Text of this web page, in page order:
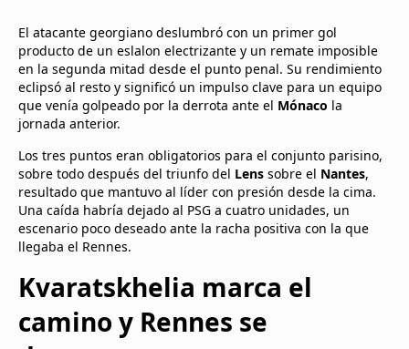
El atacante georgiano deslumbró con un primer gol
producto de un eslalon electrizante y un remate imposible
en la segunda mitad desde el punto penal. Su rendimiento
eclipsó al resto y significó un impulso clave para un equipo
que venía golpeado por la derrota ante el Mónaco la
jornada anterior.
Los tres puntos eran obligatorios para el conjunto parisino,
sobre todo después del triunfo del Lens sobre el Nantes,
resultado que mantuvo al líder con presión desde la cima.
Una caída habría dejado al PSG a cuatro unidades, un
escenario poco deseado ante la racha positiva con la que
llegaba el Rennes.
Kvaratskhelia marca el
camino y Rennes se